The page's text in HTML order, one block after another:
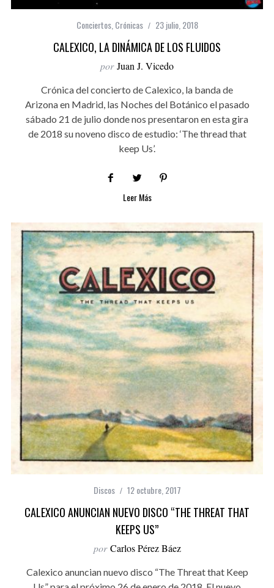
Conciertos, Crónicas 23 julio, 2018
CALEXICO, LA DINÁMICA DE LOS FLUIDOS
por Juan J. Vicedo
Crónica del concierto de Calexico, la banda de
Arizona en Madrid, las Noches del Botánico el pasado
sábado 21 de julio donde nos presentaron en esta gira
de 2018 su noveno disco de estudio: ‘The thread that
keep Us’.
Leer Más
Discos 12 octubre, 2017
CALEXICO ANUNCIAN NUEVO DISCO “THE THREAT THAT
KEEPS US”
por Carlos Pérez Báez
Calexico anuncian nuevo disco “The Threat that Keep